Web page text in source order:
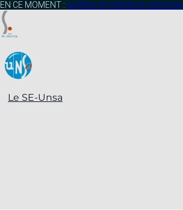
principal
EN CE MOMENT : profitez de l’adhésion anticipée
Le SE-Unsa